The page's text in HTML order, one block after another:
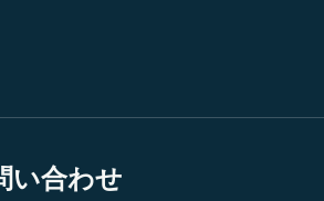
い合わせ